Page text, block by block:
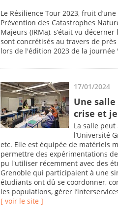
Le Résilience Tour 2023, fruit
Prévention des Catastrophes
Majeurs (IRMa), s’était vu
sont concrétisés au travers de
lors de l'édition 2023 de la
17/01/2024
Une
crise et
La salle
l’Université
etc. Elle est équipée de matériels
permettre des expérimentations
pu l'utiliser récemment avec des
Grenoble qui participaient à une
étudiants ont dû se coordonner,
les populations, gérer
[ voir le site ]